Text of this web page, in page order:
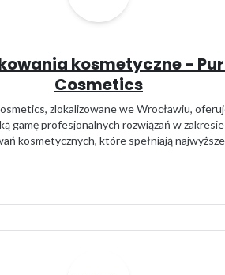
kosmetyczne -
Cosmetics
zlokalizowane we Wrocławiu,
gamę profesjonalnych rozwiązań w zakresie
kosmetycznych, które spełniają